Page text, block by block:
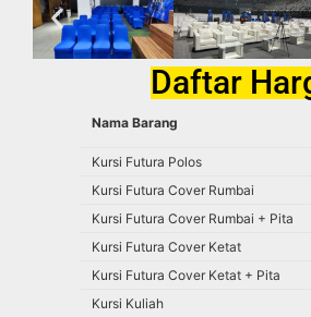
Daftar
Nama Barang
Kursi Futura Polos
Kursi Futura Cover Rumbai
Kursi Futura Cover Rumbai + Pita
Kursi Futura Cover Ketat
Kursi Futura Cover Ketat + Pita
Kursi Kuliah